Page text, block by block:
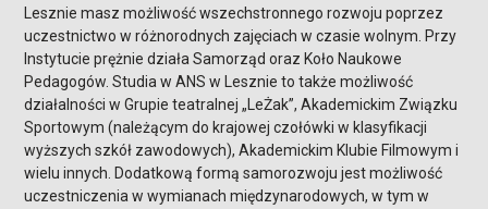
Lesznie masz możliwość wszechstronnego rozwoju poprzez
uczestnictwo w różnorodnych zajęciach w czasie wolnym. Przy
Instytucie prężnie działa Samorząd oraz Koło Naukowe
Pedagogów. Studia w ANS w Lesznie to także możliwość
działalności w Grupie teatralnej „LeŻak”, Akademickim Związku
Sportowym (należącym do krajowej czołówki w klasyfikacji
wyższych szkół zawodowych), Akademickim Klubie Filmowym i
wielu innych. Dodatkową formą samorozwoju jest możliwość
uczestniczenia w wymianach międzynarodowych, w tym w